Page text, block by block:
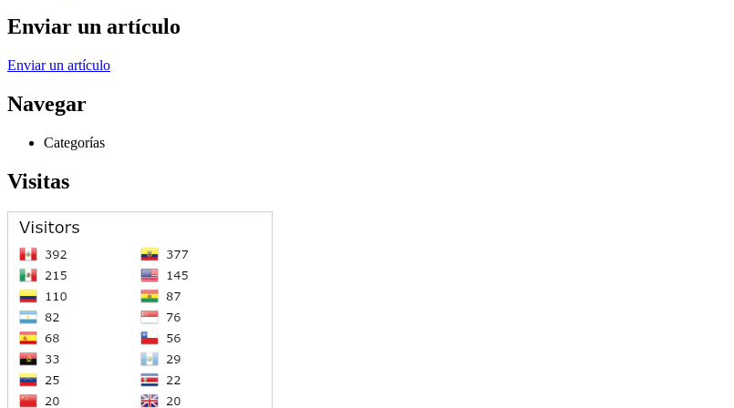
Enviar un artículo
Enviar un artículo
Navegar
Categorías
Visitas